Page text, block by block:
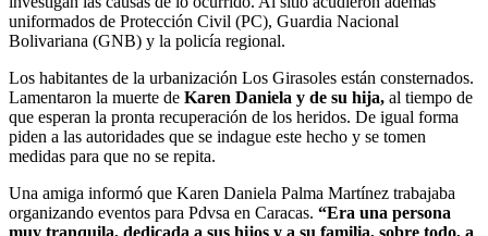
uniformados de Protección Civil (PC), Guardia Nacional
Bolivariana (GNB) y la policía regional.
Los habitantes de la urbanización Los Girasoles están consternados.
Lamentaron la muerte de Karen Daniela y de su hija, al tiempo de
que esperan la pronta recuperación de los heridos. De igual forma
piden a las autoridades que se indague este hecho y se tomen
medidas para que no se repita.
Una amiga informó que Karen Daniela Palma Martínez trabajaba
organizando eventos para Pdvsa en Caracas. “Era una persona